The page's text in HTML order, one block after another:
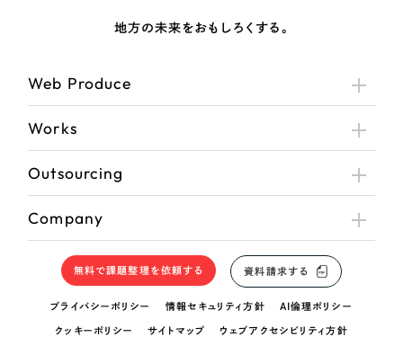
地方の未来をおもしろくする。
Web Produce
Works
Outsourcing
Company
無料で課題整理を依頼する 資料請求する
プライバシーポリシー 情報セキュリティ方針 AI倫理ポリシー
クッキーポリシー サイトマップ ウェブアクセシビリティ方針